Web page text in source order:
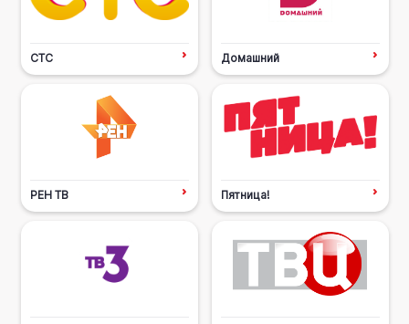
СТС Домашний
РЕН ТВ Пятница!